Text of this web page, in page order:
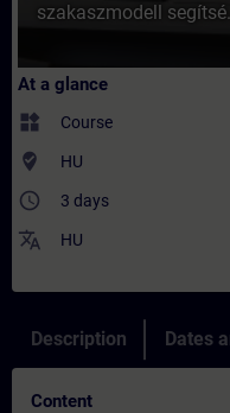
szakaszmodell
At a glance
widgets Course
where_to_vote HU
access_time 3 days
translate HU
Description Dates
Content